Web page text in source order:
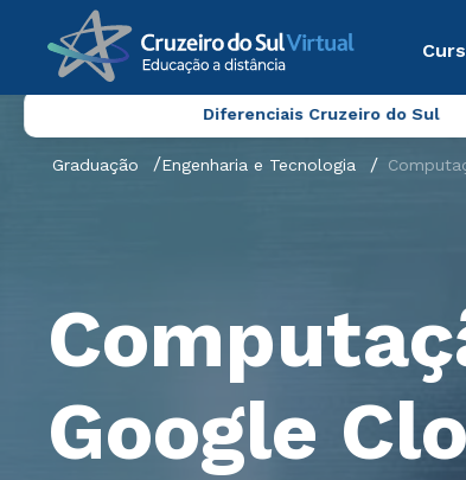
Diferenciais Cruzeiro do Sul
Graduação Engenharia e Tecnologia
Google